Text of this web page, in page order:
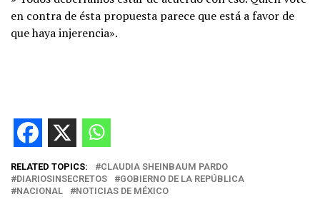
en contra de ésta propuesta parece que está a favor de
que haya injerencia».
RELATED TOPICS:
CLAUDIA SHEINBAUM PARDO
DIARIOSINSECRETOS
GOBIERNO DE LA REPÚBLICA
NACIONAL
NOTICIAS DE MÉXICO